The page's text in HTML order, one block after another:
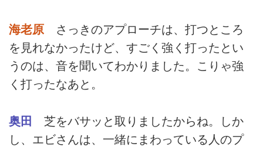
海老原 さっきのアプローチは、打つところ
を見れなかったけど、すごく強く打ったとい
うのは、音を聞いてわかりました。こりゃ強
く打ったなあと。
奥田
芝をバサッと取りましたからね。しか
し、エビさんは、一緒にまわっている人のプ